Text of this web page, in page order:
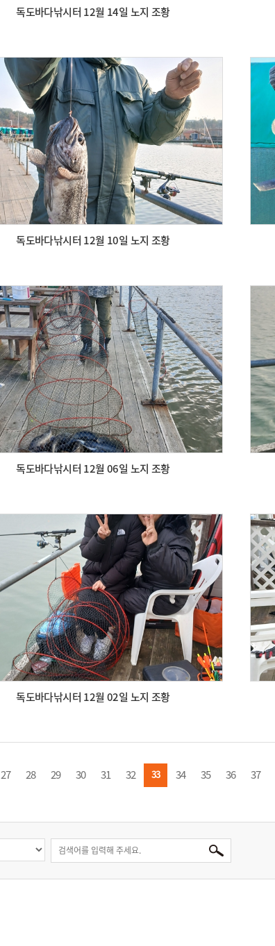
독도바다낚시터 12월 14일 노지 조황
독도바다낚시터 12월 10일 노지 조황
독도바다낚시터 12월 06일 노지 조황
독도바다낚시터 12월 02일 노지 조황
27 28 29 30 31 32 33 34 35 36 37